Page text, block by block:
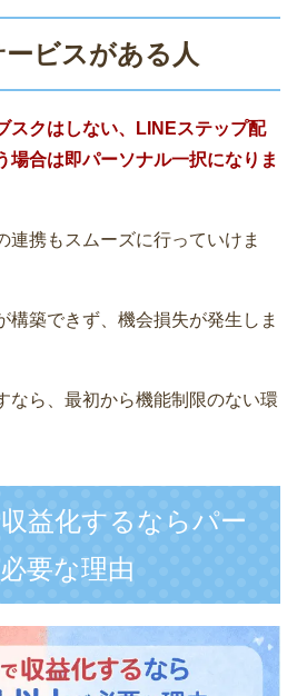
ビスがある人
スクはしない、LINEステップ配
場合は即パーソナル一択になりま
連携もスムーズに行っていけま
構築できず、機会損失が発生しま
なら、最初から機能制限のない環
益化するならパー
要な理由